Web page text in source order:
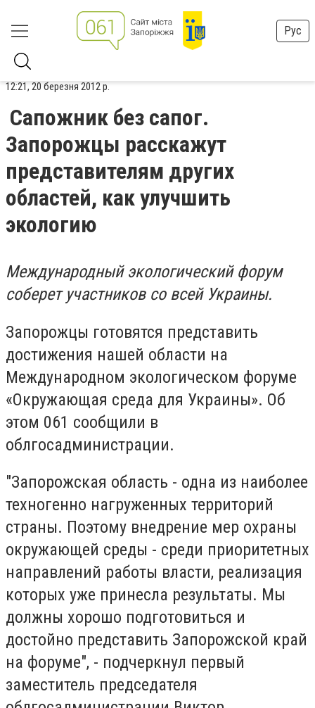
Рус
12:21, 20 березня 2012 р.
Сапожник без сапог.
Запорожцы расскажут
представителям других
областей, как улучшить
экологию
Международный экологический форум
соберет участников со всей Украины.
Запорожцы готовятся представить
достижения нашей области на
Международном экологическом форуме
«Окружающая среда для Украины». Об
этом 061 сообщили в
облгосадминистрации.
"Запорожская область - одна из наиболее
техногенно нагруженных территорий
страны. Поэтому внедрение мер охраны
окружающей среды - среди приоритетных
направлений работы власти, реализация
которых уже принесла результаты. Мы
должны хорошо подготовиться и
достойно представить Запорожской край
на форуме", - подчеркнул первый
заместитель председателя